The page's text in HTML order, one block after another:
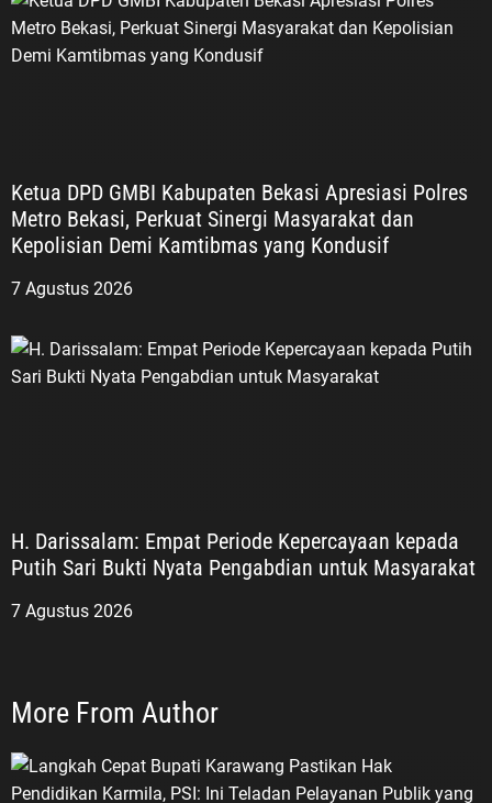
Ketua DPD GMBI Kabupaten Bekasi Apresiasi Polres
Metro Bekasi, Perkuat Sinergi Masyarakat dan
Kepolisian Demi Kamtibmas yang Kondusif
7 Agustus 2026
H. Darissalam: Empat Periode Kepercayaan kepada
Putih Sari Bukti Nyata Pengabdian untuk Masyarakat
7 Agustus 2026
More From Author